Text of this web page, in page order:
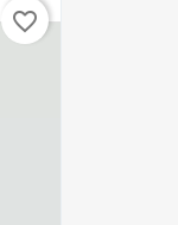
favorite_border